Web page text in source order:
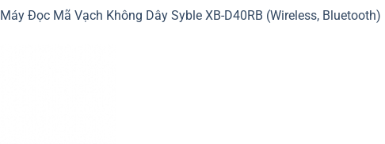
Máy Đọc Mã Vạch Không Dây Syble XB-D40RB (Wireless, Bluetooth)